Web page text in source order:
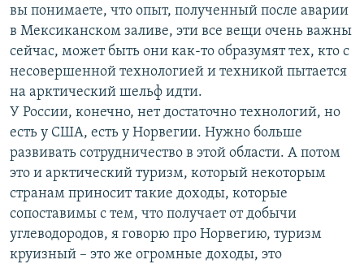
вы понимаете, что опыт, полученный после аварии
в Мексиканском заливе, эти все вещи очень важны
сейчас, может быть они как-то образумят тех, кто с
несовершенной технологией и техникой пытается
на арктический шельф идти.
У России, конечно, нет достаточно технологий, но
есть у США, есть у Норвегии. Нужно больше
развивать сотрудничество в этой области. А потом
это и арктический туризм, который некоторым
странам приносит такие доходы, которые
сопоставимы с тем, что получает от добычи
углеводородов, я говорю про Норвегию, туризм
круизный – это же огромные доходы, это